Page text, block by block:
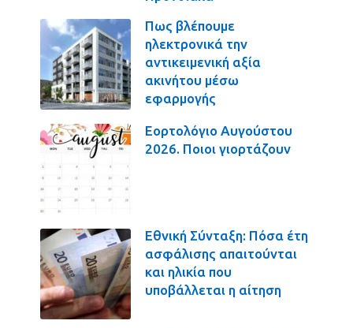
Πως βλέπουμε
ηλεκτρονικά την
αντικειμενική αξία
ακινήτου μέσω
εφαρμογής
Εορτολόγιο Αυγούστου
2026. Ποιοι γιορτάζουν
Εθνική Σύνταξη: Πόσα έτη
ασφάλισης απαιτούνται
και ηλικία που
υποβάλλεται η αίτηση